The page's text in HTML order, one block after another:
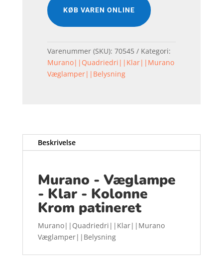
KØB VAREN ONLINE
Varenummer (SKU): 70545
Kategori:
Murano||Quadriedri||Klar||Murano
Væglamper||Belysning
Beskrivelse
Murano - Væglampe
- Klar - Kolonne
Krom patineret
Murano||Quadriedri||Klar||Murano
Væglamper||Belysning